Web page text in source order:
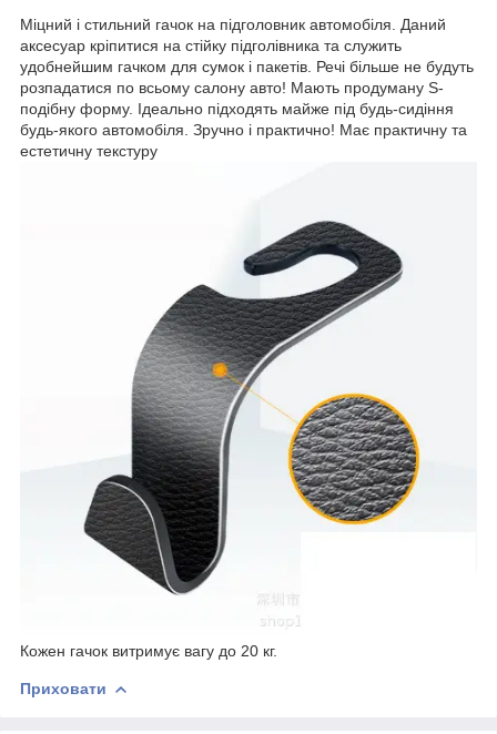
Міцний і стильний гачок на підголовник автомобіля. Даний
аксесуар кріпитися на стійку підголівника та служить
удобнейшим гачком для сумок і пакетів. Речі більше не будуть
розпадатися по всьому салону авто! Мають продуману S-
подібну форму. Ідеально підходять майже під будь-сидіння
будь-якого автомобіля. Зручно і практично! Має практичну та
естетичну текстуру
Кожен гачок витримує вагу до 20 кг.
Приховати